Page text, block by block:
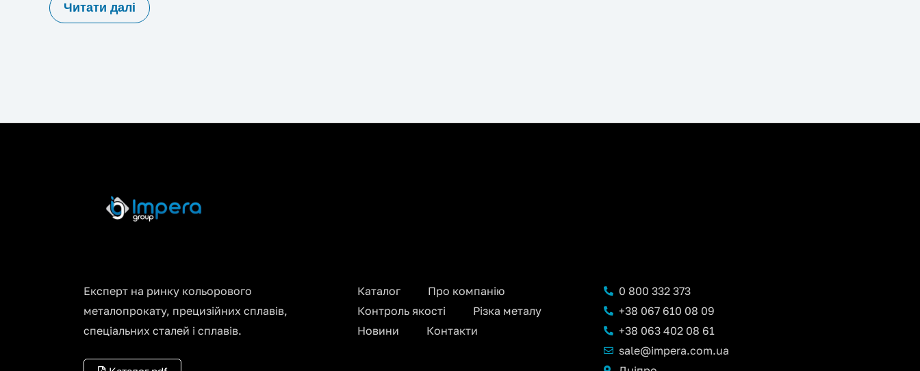
Читати далі
Експерт на ринку кольорового
металопрокату, прецизійних сплавів,
спеціальних сталей і сплавів.
Каталог
Про компанію
Контроль якості
Різка металу
Новини
Контакти
0 800 332 373
+38 067 610 08 09
+38 063 402 08 61
sale@impera.com.ua